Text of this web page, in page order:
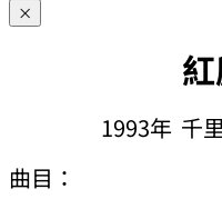
×
1993年 千
曲目：